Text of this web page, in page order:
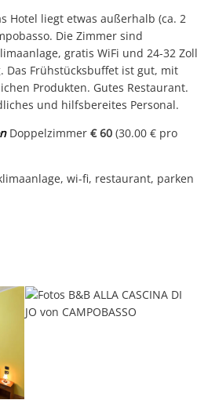
Hotel liegt etwas außerhalb (ca. 2
Die Zimmer sind
gratis WiFi und 24-32 Zoll
Das Frühstücksbuffet ist gut, mit
Produkten. Gutes Restaurant.
und hilfsbereites Personal.
Doppelzimmer€ 60 (30.00 € pro
wi-fi, restaurant, parken